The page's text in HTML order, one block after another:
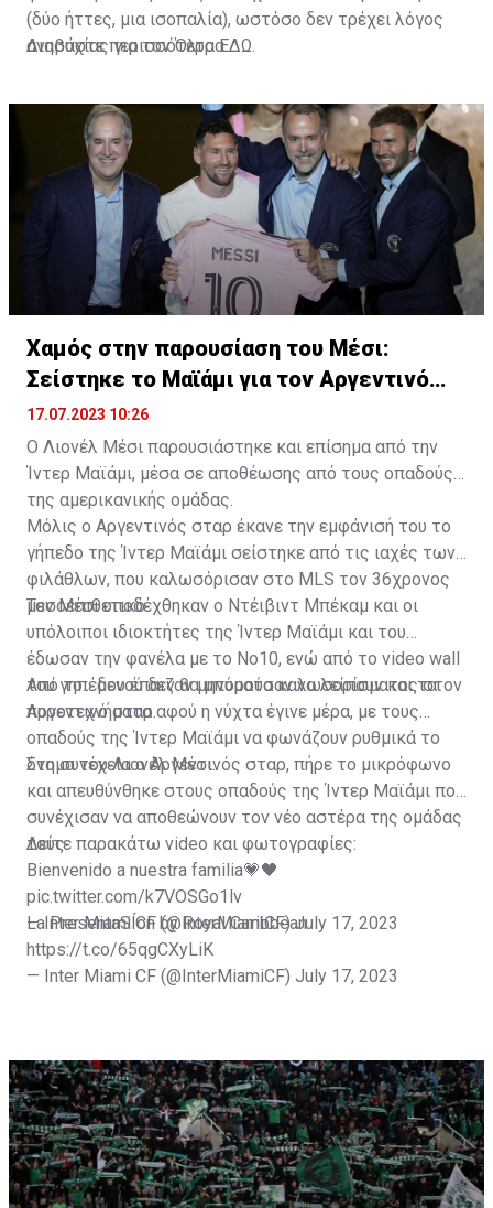
(δύο ήττες, μια ισοπαλία), ωστόσο δεν τρέχει λόγος
ανησυχίας για τον Όλτρα.
Διαβάστε περισσότεραΕΔΩ
Χαμός στην παρουσίαση του Μέσι:
Σείστηκε το Μαϊάμι για τον Αργεντινό
σταρ
17.07.2023 10:26
Ο Λιονέλ Μέσι παρουσιάστηκε και επίσημα από την
Ίντερ Μαϊάμι, μέσα σε αποθέωσης από τους οπαδούς
της αμερικανικής ομάδας.
Μόλις ο Αργεντινός σταρ έκανε την εμφάνισή του το
γήπεδο της Ίντερ Μαϊάμι σείστηκε από τις ιαχές των
φιλάθλων, που καλωσόρισαν στο MLS τον 36χρονος
μεσοεπιθετικό.
Τον Μέσι υποδέχθηκαν ο Ντέιβιντ Μπέκαμ και οι
υπόλοιποι ιδιοκτήτες της Ίντερ Μαϊάμι και του
έδωσαν την φανέλα με το Νο10, ενώ από το video wall
του γηπέδου έπαιζαν μηνύματα καλωσορίσματος στον
Αργεντινό σταρ.
Από το... μενού δεν θα μπορούσαν να λείπουν και τα
πυροτεχνήματα αφού η νύχτα έγινε μέρα, με τους
οπαδούς της Ίντερ Μαϊάμι να φωνάζουν ρυθμικά το
όνομα του Λιονέλ Μέσι.
Στη συνέχεια ο Αργεντινός σταρ, πήρε το μικρόφωνο
και απευθύνθηκε στους οπαδούς της Ίντερ Μαϊάμι που
συνέχισαν να αποθεώνουν τον νέο αστέρα της ομάδας
τους.
Δείτε παρακάτω video και φωτογραφίες:
Bienvenido a nuestra familia💗🖤
pic.twitter.com/k7VOSGo1lv
— Inter Miami CF (@InterMiamiCF)July 17, 2023
La PresentaSÍon by Royal Caribbean
https://t.co/65qgCXyLiK
— Inter Miami CF (@InterMiamiCF) July 17, 2023